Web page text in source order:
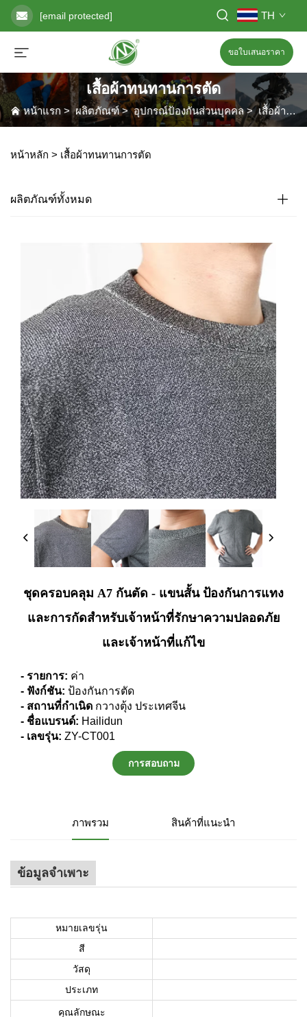
[email protected] TH
ขอใบเสนอราคา
เสื้อผ้าทนทานการตัด
หน้าแรก >ผลิตภัณฑ์>อุปกรณ์ป้องกันส่วนบุคคล>เสื้อผ้าทนทานการตัด
หน้าหลัก > เสื้อผ้าทนทานการตัด
ผลิตภัณฑ์ทั้งหมด
ชุดครอบคลุม A7 กันตัด - แขนสั้น ป้องกันการแทง
และการกัดสำหรับเจ้าหน้าที่รักษาความปลอดภัย
และเจ้าหน้าที่แก้ไข
- รายการ: ค่า
- ฟังก์ชัน: ป้องกันการตัด
- สถานที่กําเนิด กวางตุ้ง ประเทศจีน
- ชื่อแบรนด์: Hailidun
- เลขรุ่น: ZY-CT001
การสอบถาม
ภาพรวม สินค้าที่แนะนำ
ข้อมูลจำเพาะ
หมายเลขรุ่น
สี
วัสดุ
ประเภท
คุณลักษณะ